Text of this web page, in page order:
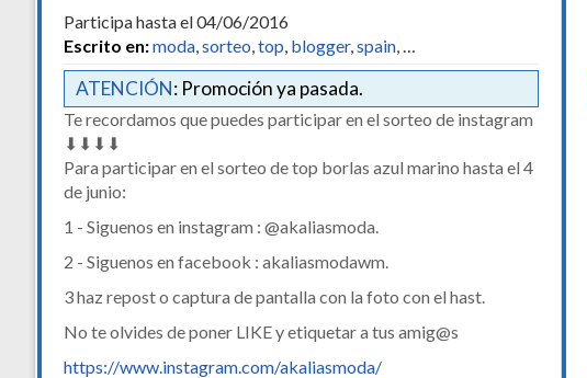
Participa hasta el 04/06/2016
Escrito en:moda,sorteo,top, blogger,spain, …
ATENCIÓN: Promoción ya pasada.
Te recordamos que puedes participar en el sorteo de instagram
⬇⬇⬇⬇
Para participar en el sorteo de top borlas azul marino hasta el 4
de junio:
1 - Siguenos en instagram : @akaliasmoda.
2 - Siguenos en facebook : akaliasmodawm.
3 haz repost o captura de pantalla con la foto con el hast.
No te olvides de poner LIKE y etiquetar a tus amig@s
https://www.instagram.com/akaliasmoda/